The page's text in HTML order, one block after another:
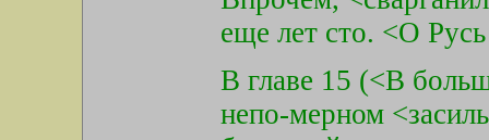
еще лет сто. <О
В главе 15 (<В
непо-мерном